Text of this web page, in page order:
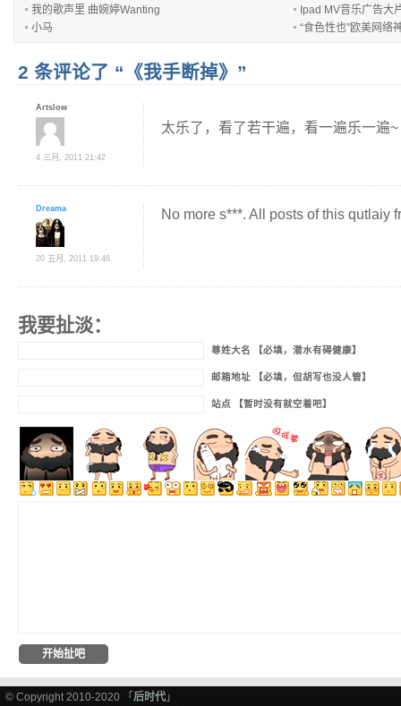
我的歌声里 曲婉婷Wanting
Ipad MV音乐广告大
小马
“食色性也”欧美网络
2 条评论了 “《我手断掉》”
Artslow
4 三月, 2011 21:42
太乐了，看了若干遍，看一遍乐一遍~
Dreama
20 五月, 2011 19:46
No more s***. All posts of this qutlaiy
我要扯淡：
尊姓大名 【必填，潜水有碍健康】
邮箱地址 【必填，但胡写也没人管】
站点 【暂时没有就空着吧】
© Copyright 2010-2020 「 后时代 」